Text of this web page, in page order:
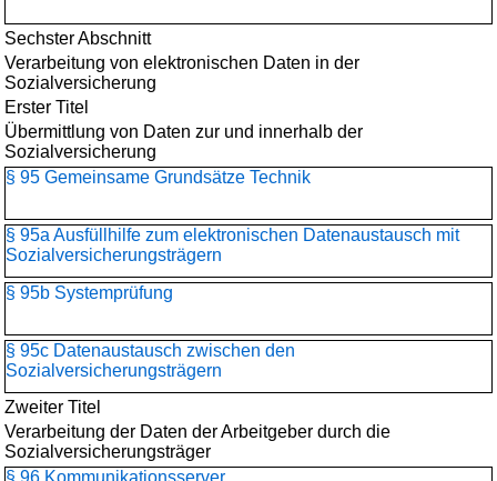
Sechster Abschnitt
Verarbeitung von elektronischen Daten in der
Sozialversicherung
Erster Titel
Übermittlung von Daten zur und innerhalb der
Sozialversicherung
§ 95 Gemeinsame Grundsätze Technik
§ 95a Ausfüllhilfe zum elektronischen Datenaustausch mit
Sozialversicherungsträgern
§ 95b Systemprüfung
§ 95c Datenaustausch zwischen den
Sozialversicherungsträgern
Zweiter Titel
Verarbeitung der Daten der Arbeitgeber durch die
Sozialversicherungsträger
§ 96 Kommunikationsserver